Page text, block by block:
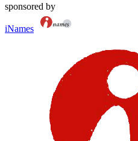
sponsored by
iNames